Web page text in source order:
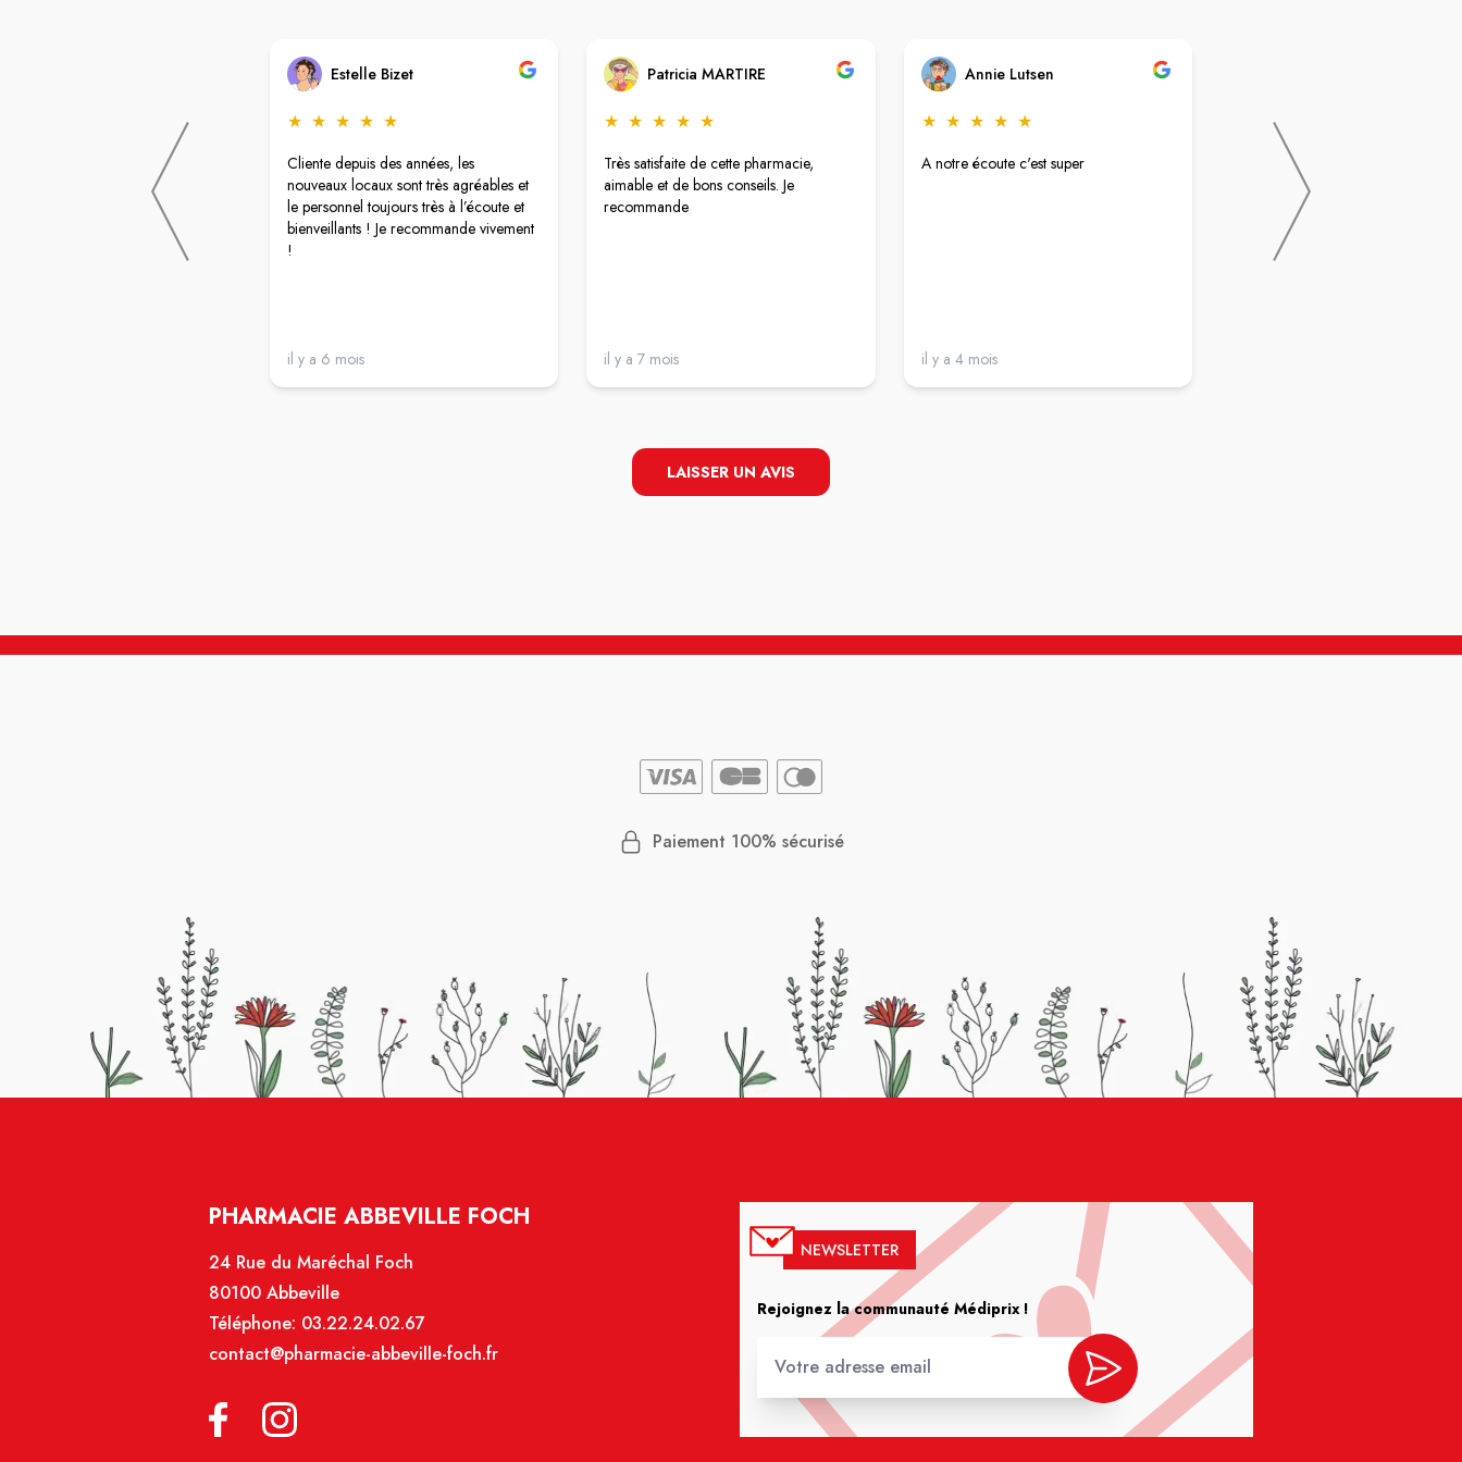
Estelle Bizet
★ ★ ★ ★ ★
Cliente depuis des années, les
nouveaux locaux sont très agréables et
le personnel toujours très à l’écoute et
bienveillants ! Je recommande vivement
!
il y a 6 mois
Patricia MARTIRE
★ ★ ★ ★ ★
Très satisfaite de cette pharmacie,
aimable et de bons conseils. Je
recommande
il y a 7 mois
Annie Lutsen
★ ★ ★ ★ ★
A notre écoute c'est super
il y a 4 mois
★
Excellent accueil !
De bon conseil..
C'est agréable..Et l'ouverture en
continue très pratique lorsque que
travaille.
LAISSER UN AVIS
Paiement 100% sécurisé
PHARMACIE ABBEVILLE FOCH
24 Rue du Maréchal Foch
80100 Abbeville
Téléphone: 03.22.24.02.67
contact@pharmacie-abbeville-foch.fr
NEWSLETTER
Rejoignez la communauté Médiprix !